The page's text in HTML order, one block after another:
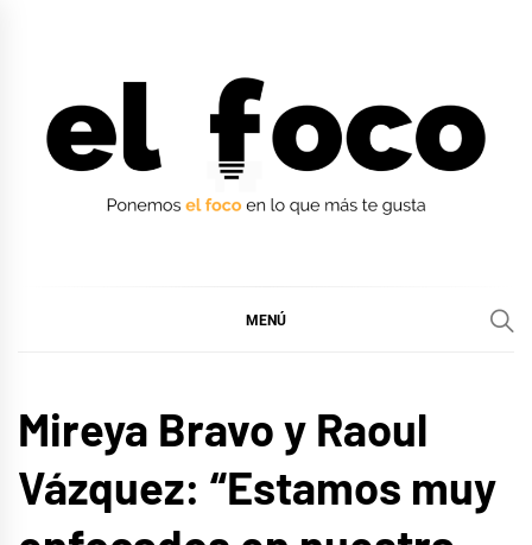
MENÚ
Mireya Bravo y Raoul
Vázquez: “Estamos muy